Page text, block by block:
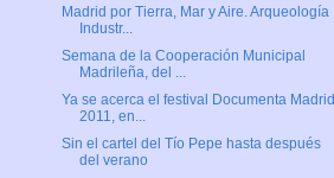
Madrid por Tierra, Mar y Aire. Arqueología
Industr...
Semana de la Cooperación Municipal
Madrileña, del ...
Ya se acerca el festival Documenta Madrid
2011, en...
Sin el cartel del Tío Pepe hasta después
del verano